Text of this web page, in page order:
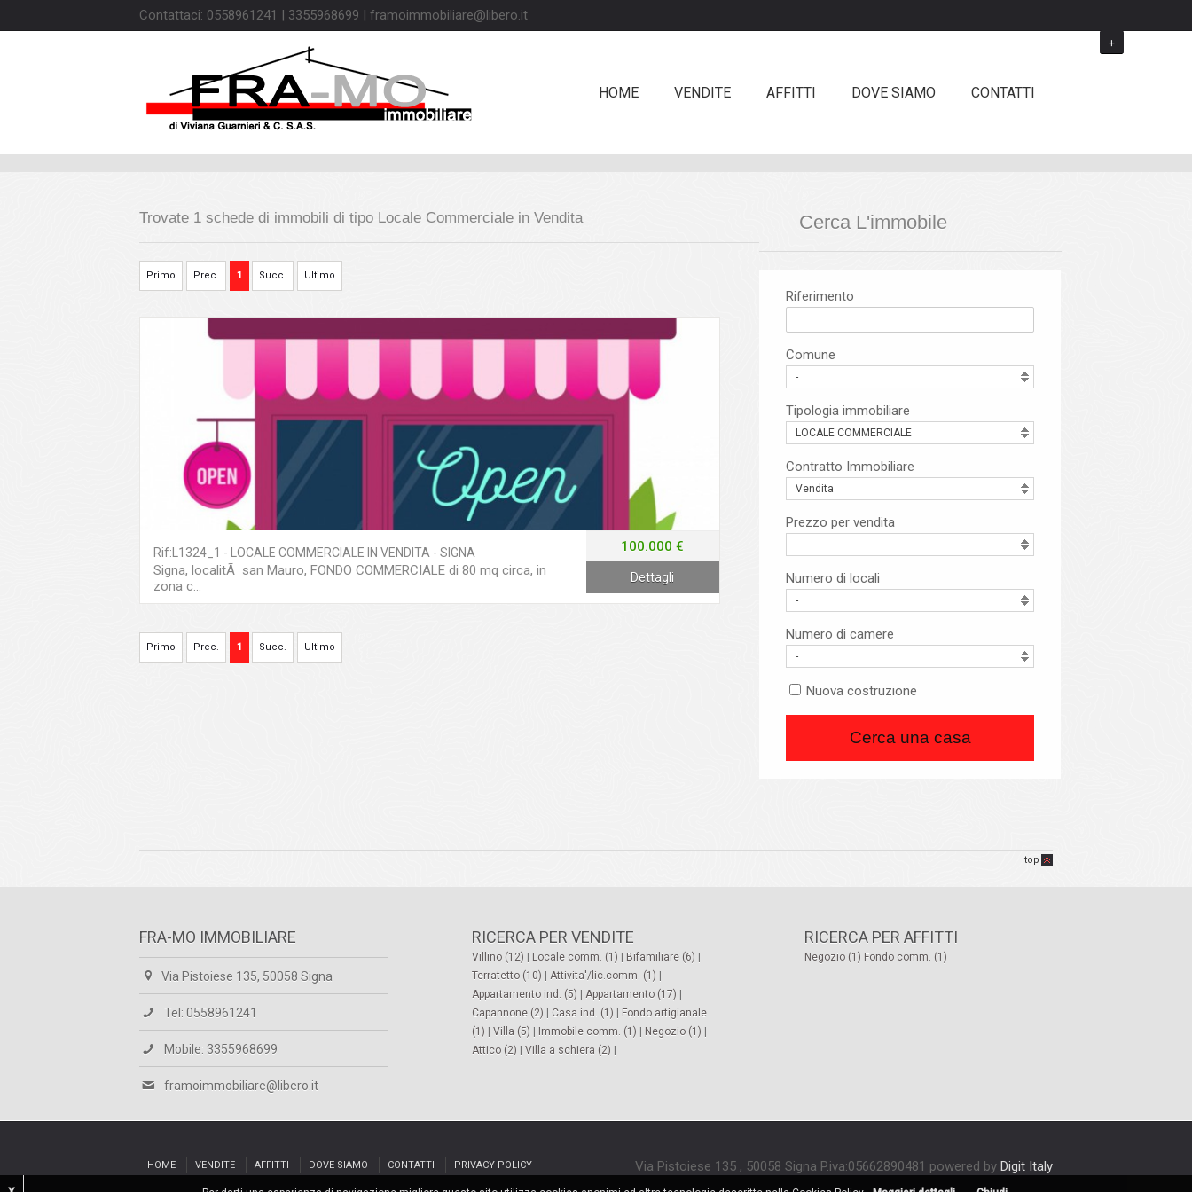
Contattaci: 0558961241 | 3355968699 | framoimmobiliare@libero.it
+
HOME VENDITE AFFITTI DOVE SIAMO CONTATTI
Trovate 1 schede di immobili di tipo Locale Commerciale in Vendita
Primo Prec. 1 Succ. Ultimo
Rif:L1324_1 - LOCALE COMMERCIALE IN VENDITA - SIGNA
Signa, localitÃ san Mauro, FONDO COMMERCIALE di 80 mq circa, in
zona c...
100.000 €
Dettagli
Primo Prec. 1 Succ. Ultimo
Cerca L'immobile
Riferimento
Comune
-
Tipologia immobiliare
LOCALE COMMERCIALE
Contratto Immobiliare
Vendita
Prezzo per vendita
-
Numero di locali
-
Numero di camere
-
Nuova costruzione
top
FRA-MO IMMOBILIARE
Via Pistoiese 135, 50058 Signa
Tel: 0558961241
Mobile: 3355968699
framoimmobiliare@libero.it
RICERCA PER VENDITE
Villino (12) Locale comm. (1) Bifamiliare (6)
Terratetto (10)
Attivita'/lic.comm. (1)
Appartamento ind. (5)
Appartamento (17)
Capannone (2)
Casa ind. (1)
Fondo artigianale
(1)
Villa (5) Immobile comm. (1) Negozio (1)
Attico (2)
Villa a schiera (2)
RICERCA PER AFFITTI
Negozio (1) Fondo comm. (1)
HOME VENDITE AFFITTI DOVE SIAMO CONTATTI PRIVACY POLICY Via Pistoiese 135 , 50058 Signa P.iva:05662890481 powered by Digit Italy